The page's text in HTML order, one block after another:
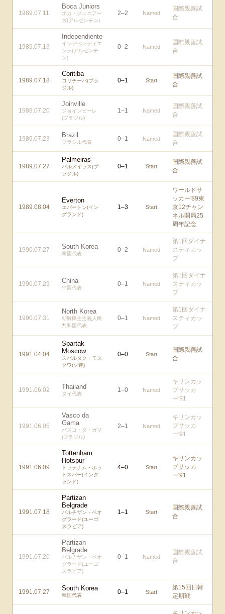
1989.07.11
Boca Juniors
ボカ・ジュニアー
ズ(アルゼンチン)
2–2 Named
国際親善試
合
1989.07.13
Independiente
インデペンディエ
ンテ(アルゼンチ
ン)
0–2 Named
国際親善試
合
1989.07.18
Coritiba
コリチーバ(ブラ
ジル)
0–1 Start
国際親善試
合
1989.07.20
Joinville
ジョインビーレ
(ブラジル)
1–1 Named
国際親善試
合
1989.07.23 Brazil
ブラジル代表 0–1 Named
国際親善試
合
1989.07.27
Palmeiras
パルメイラス(ブ
ラジル)
0–1 Start
国際親善試
合
1989.08.04
Everton
エバートン(イン
グランド)
1–3 Start
ワールドサ
ッカー'89東
京12チャン
ネル開局25
周年記念
1990.07.27 South Korea
韓国代表
0–2 Named
第1回ダイナ
スティカッ
プ
1990.07.29 China
中国代表
0–1 Named
第1回ダイナ
スティカッ
プ
1990.07.31
North Korea
朝鮮民主主義人民
共和国代表
0–1 Named
第1回ダイナ
スティカッ
プ
1991.04.04
Spartak
Moscow
スパルタク・モス
クワ(ソ連)
0–0 Start
国際親善試
合
1991.06.02 Thailand
タイ代表
1–0 Named
キリンカッ
プサッカ
ー'91
1991.06.05
Vasco da
Gama
バスコ・ダ・ガマ
(ブラジル)
2–1 Named
キリンカッ
プサッカ
ー'91
1991.06.09
Tottenham
Hotspur
トッテナム・ホッ
トスパー(イング
ランド)
4–0 Start
キリンカッ
プサッカ
ー'91
1991.07.18
Partizan
Belgrade
パルチザン・ベオ
グラード(ユーゴ
スラビア)
1–1 Start
国際親善試
合
1991.07.20
Partizan
Belgrade
パルチザン・ベオ
グラード(ユーゴ
スラビア)
0–1 Named
国際親善試
合
1991.07.27 South Korea
韓国代表 0–1 Start
第15回日韓
定期戦